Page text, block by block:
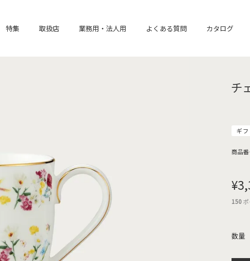
特集 取扱店 業務用・法人用 よくある質問 カタログ
チ
ギ
商品
¥
150